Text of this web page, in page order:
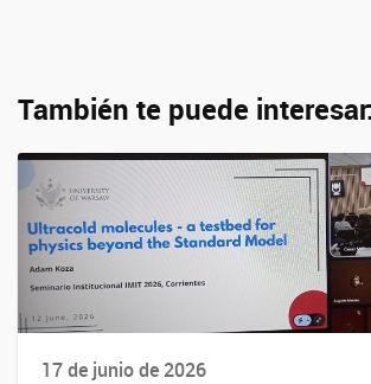
También te puede
17 de junio de 2026